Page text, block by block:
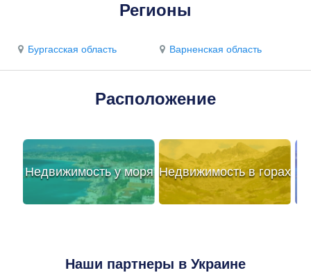
Регионы
Бургасская область Варненская область
Расположение
Недвижимость у моря Недвижимость в горах
Наши партнеры в Украине